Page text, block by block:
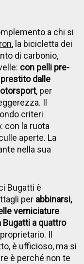
a chi si
, la bicicletta dei
di carbonio,
con pelli pre-
dalle
, per
Il
criteri
con la ruota
aperte. La
nella sua
Bugatti è
per abbinarsi,
verniciature
a quattro
Il
è ufficioso, ma si
è perché non te